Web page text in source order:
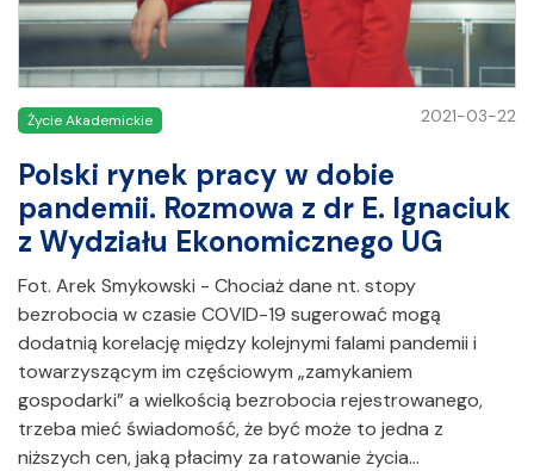
Życie Akademickie 2021-03-22
Polski rynek pracy w dobie
pandemii. Rozmowa z dr E. Ignaciuk
z Wydziału Ekonomicznego UG
Fot. Arek Smykowski - Chociaż dane nt. stopy
bezrobocia w czasie COVID-19 sugerować mogą
dodatnią korelację między kolejnymi falami pandemii i
towarzyszącym im częściowym „zamykaniem
gospodarki” a wielkością bezrobocia rejestrowanego,
trzeba mieć świadomość, że być może to jedna z
niższych cen, jaką płacimy za ratowanie życia…